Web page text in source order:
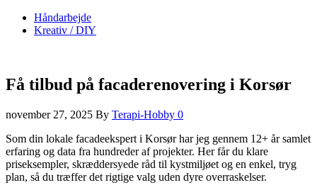
Håndarbejde
Kreativ / DIY
Få tilbud på facaderenovering i Korsør
november 27, 2025 By Terapi-Hobby 0
Som din lokale facadeekspert i Korsør har jeg gennem 12+ år samlet
erfaring og data fra hundreder af projekter. Her får du klare
priseksempler, skræddersyede råd til kystmiljøet og en enkel, tryg
plan, så du træffer det rigtige valg uden dyre overraskelser.